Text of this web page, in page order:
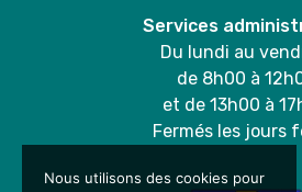
Services
Du lundi au
de 8h00 à
et de 13h00 à
Fermés les jours
Nous utilisons des cookies pour